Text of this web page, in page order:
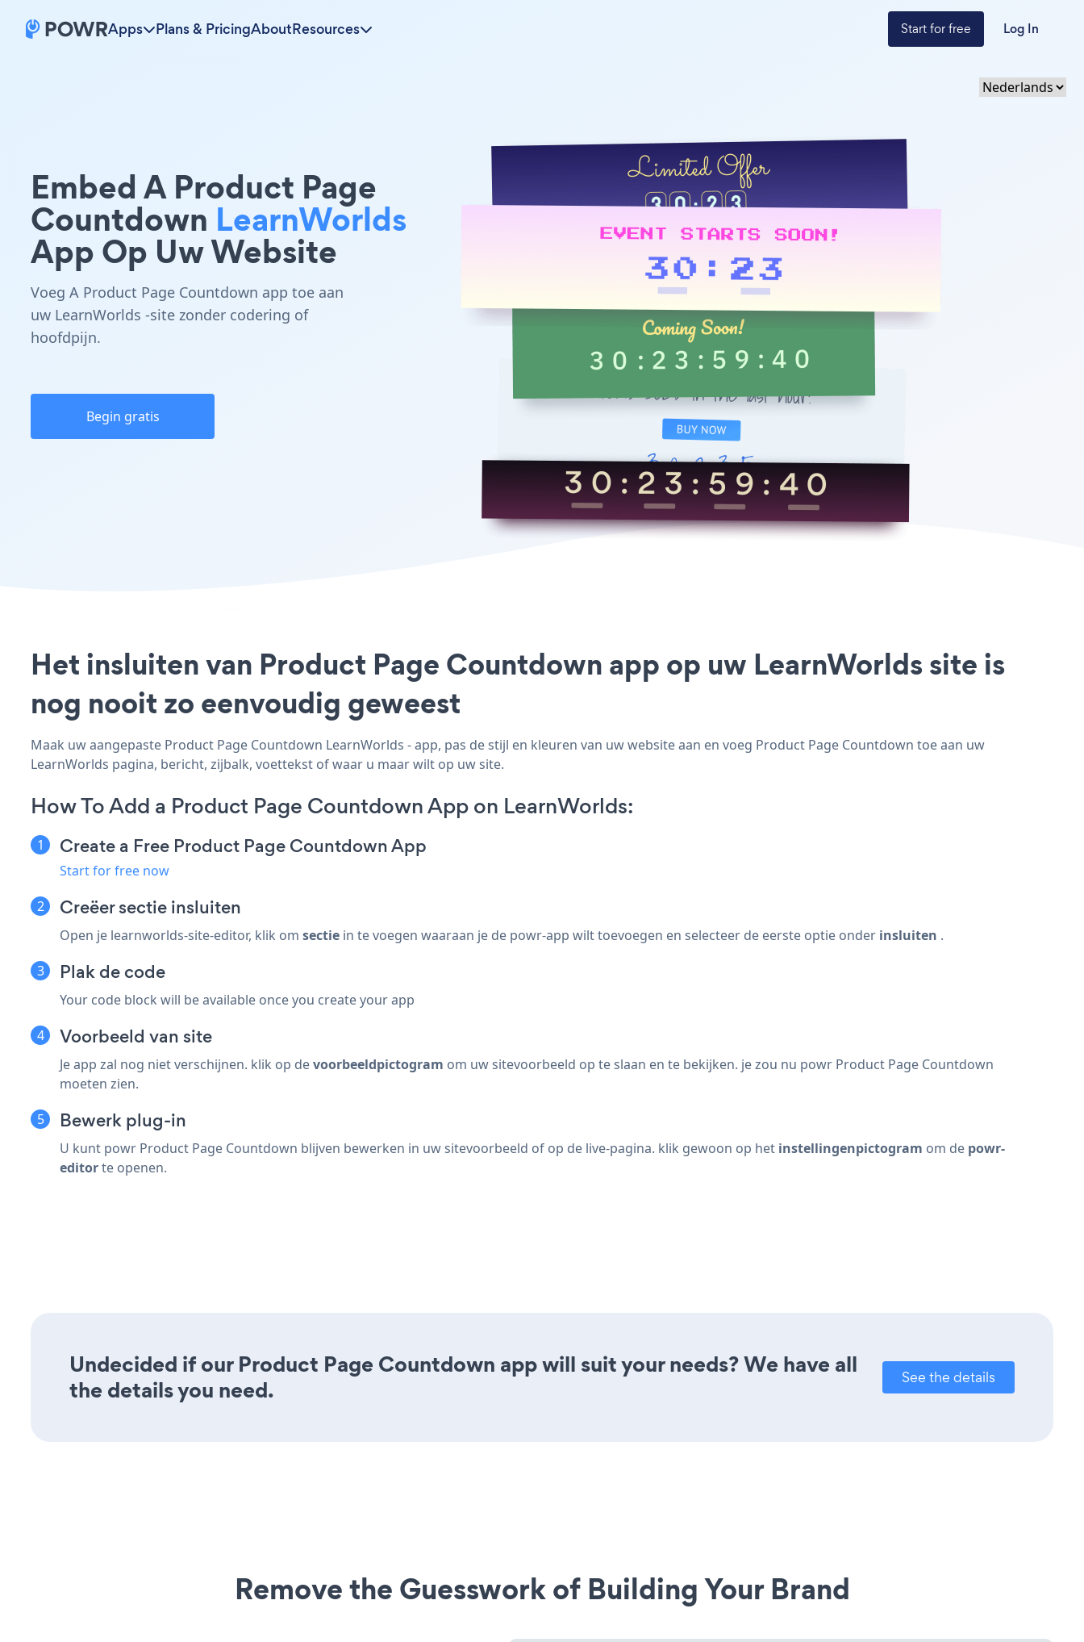
Apps Plans & PricingAboutResources Start for free Log In
Embed A Product Page
Countdown LearnWorlds
App Op Uw Website
Voeg A Product Page Countdown app toe aan
uw LearnWorlds -site zonder codering of
hoofdpijn.
Begin gratis
Het insluiten van Product Page Countdown app op uw LearnWorlds site is
nog nooit zo eenvoudig geweest
Maak uw aangepaste Product Page Countdown LearnWorlds - app, pas de stijl en kleuren van uw website aan en voeg Product Page Countdown toe aan uw
LearnWorlds pagina, bericht, zijbalk, voettekst of waar u maar wilt op uw site.
How To Add a Product Page Countdown App on LearnWorlds:
Create a Free Product Page Countdown App
Start for free now
Creëersectie insluiten
Open je learnworlds-site-editor, klik om sectie in te voegen waaraan je de powr-app wilt toevoegen en selecteer de eerste optie onder insluiten .
Plak de code
Your code block will be available once you create your app
Voorbeeld van site
Je app zal nog niet verschijnen. klik op devoorbeeldpictogram om uw sitevoorbeeld op te slaan en te bekijken. je zou nu powr Product Page Countdown
moeten zien.
Bewerk plug-in
U kunt powr Product Page Countdown blijven bewerken in uw sitevoorbeeld of op de live-pagina. klik gewoon op het instellingenpictogram om de powr-
editorte openen.
Undecided if our Product Page Countdown app will suit your needs? We have all
the details you need.
See the details
Remove the Guesswork of Building Your Brand